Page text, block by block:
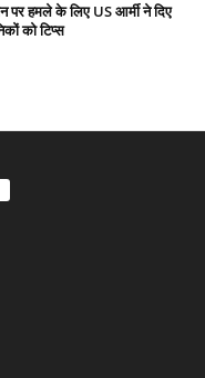
पर हमले के लिए US आर्मी ने दिए
को टिप्स